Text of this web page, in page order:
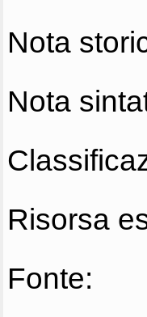
Nota
Nota
Risorsa
Fonte: